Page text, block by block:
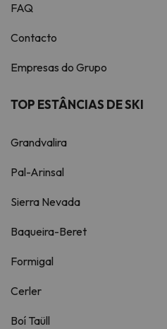
FAQ
Contacto
Empresas do Grupo
TOP ESTÂNCIAS DE SKI
Grandvalira
Pal-Arinsal
Sierra Nevada
Baqueira-Beret
Formigal
Cerler
Boí Taüll